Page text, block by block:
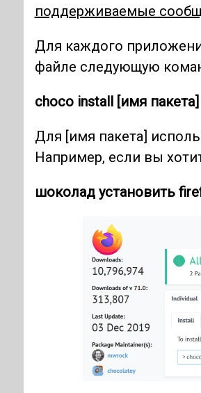
поддерживаемые
Для каждого
файле следующую
choco install [имя
Для [имя пакета]
Например, если вы
шоколад установить